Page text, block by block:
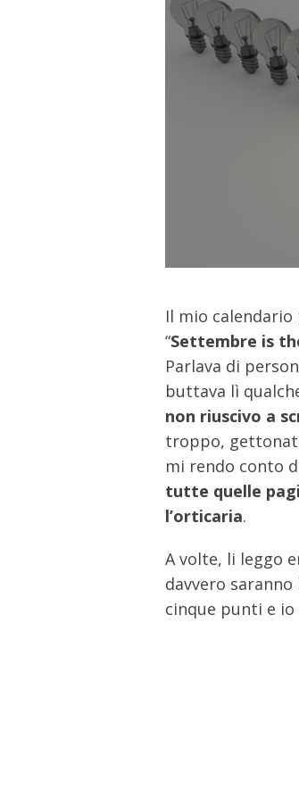
Il mio
“Settembre is
Parlava di
buttava lì
non riuscivo a
troppo,
mi rendo conto
tutte quelle
l’orticaria.
A volte, li leggo
davvero saranno
cinque punti e io